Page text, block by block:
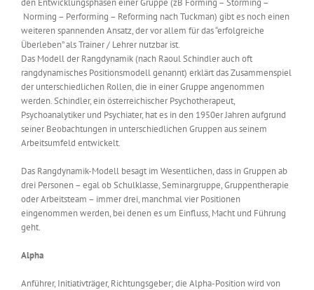
Norming – Performing – Reforming nach Tuckman) gibt es noch einen
weiteren spannenden Ansatz, der vor allem für das “erfolgreiche
Überleben” als Trainer / Lehrer nutzbar ist.
Das Modell der Rangdynamik (nach Raoul Schindler auch oft
rangdynamisches Positionsmodell genannt) erklärt das Zusammenspiel
der unterschiedlichen Rollen, die in einer Gruppe angenommen
werden. Schindler, ein österreichischer Psychotherapeut,
Psychoanalytiker und Psychiater, hat es in den 1950er Jahren aufgrund
seiner Beobachtungen in unterschiedlichen Gruppen aus seinem
Arbeitsumfeld entwickelt.
Das Rangdynamik-Modell besagt im Wesentlichen, dass in Gruppen ab
drei Personen – egal ob Schulklasse, Seminargruppe, Gruppentherapie
oder Arbeitsteam – immer drei, manchmal vier Positionen
eingenommen werden, bei denen es um Einfluss, Macht und Führung
geht.
Alpha
Anführer, Initiativträger, Richtungsgeber; die Alpha-Position wird von